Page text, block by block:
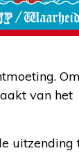
van het
uitzending